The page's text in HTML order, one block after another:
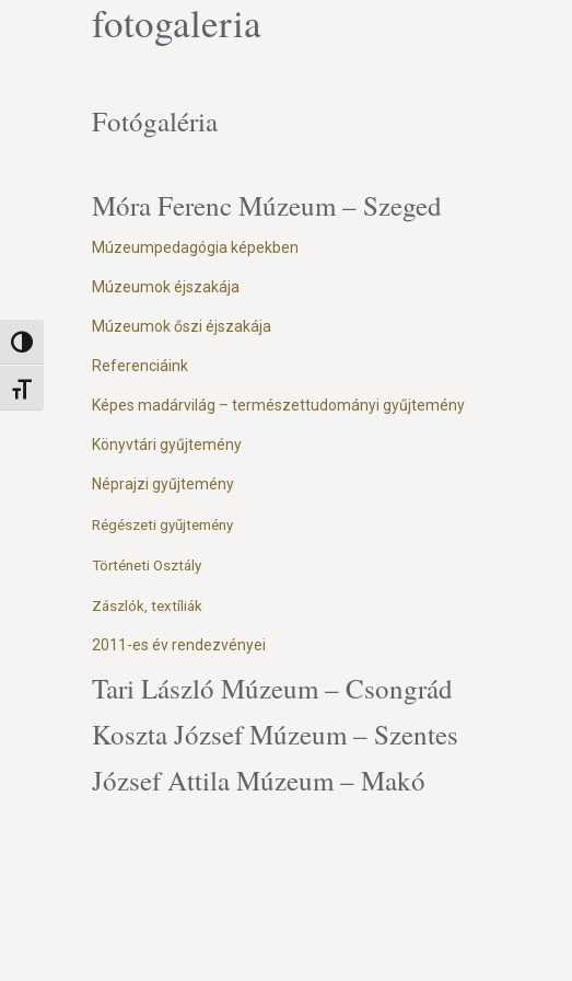
Nagy kontraszt váltása
Betűméret váltása
fotogaleria
Fotógaléria
Móra Ferenc Múzeum – Szeged
Múzeumpedagógia képekben
Múzeumok éjszakája
Múzeumok őszi éjszakája
Referenciáink
Képes madárvilág – természettudományi gyűjtemény
Könyvtári gyűjtemény
Néprajzi gyűjtemény
Régészeti gyűjtemény
Történeti Osztály
Zászlók, textíliák
2011-es év rendezvényei
Tari László Múzeum – Csongrád
Koszta József Múzeum – Szentes
József Attila Múzeum – Makó